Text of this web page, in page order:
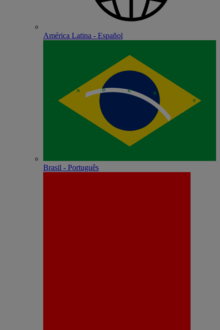
América Latina - Español
Brasil - Português